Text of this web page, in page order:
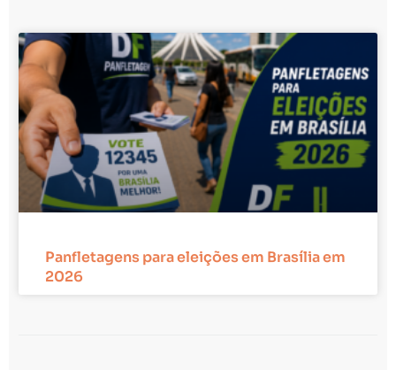
Panfletagens para eleições em Brasília em
2026